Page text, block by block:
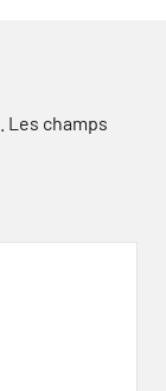
Les champs